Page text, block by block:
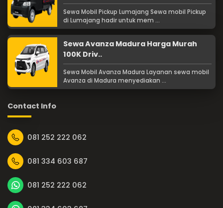
Sewa Mobil Pickup Lumajang Sewa mobil Pickup
di Lumajang hadir untuk mem ...
Sewa Avanza Madura Harga Murah
100K Driv..
Sewa Mobil Avanza Madura Layanan sewa mobil
Avanza di Madura menyediakan ...
Contact Info
081 252 222 062
081 334 603 687
081 252 222 062